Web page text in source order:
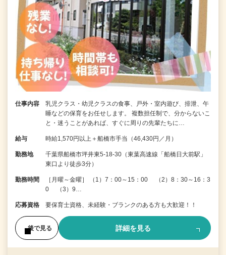
仕事内容
乳児クラス・幼児クラスの食事、戸外・室内遊び、排泄、午
睡などの保育をお任せします。 複数担任制で、分からないこ
と・迷うことがあれば、すぐに周りの先輩たちに…
給与 時給1,570円以上＋船橋市手当（46,430円／月）
勤務地
千葉県船橋市坪井東5-18-30（東葉高速線「船橋日大前駅」
東口より徒歩3分）
勤務時間
［月曜～金曜］ （1）7：00～15：00 （2）8：30～16：3
0 （3）9…
応募資格 要保育士資格、未経験・ブランクのある方も大歓迎！！
後で見る 詳細を見る